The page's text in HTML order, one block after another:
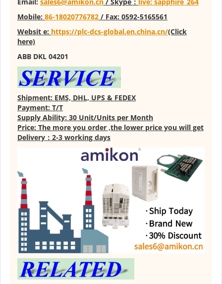
Email: sales6@amikon.cn / Skype： live: sapphire_264
Mobile: 86-18020776782 / Fax: 0592-5165561
Websit e: https://plc-dcs-global.en.china.cn/(Click
here)
ABB DKL 04201
Shipment: EMS, DHL, UPS & FEDEX
Payment: T/T
Supply Ability: 30 Unit/Units per Month
Price: The more you order ,the lower price you will get
Delivery：2-3 working days